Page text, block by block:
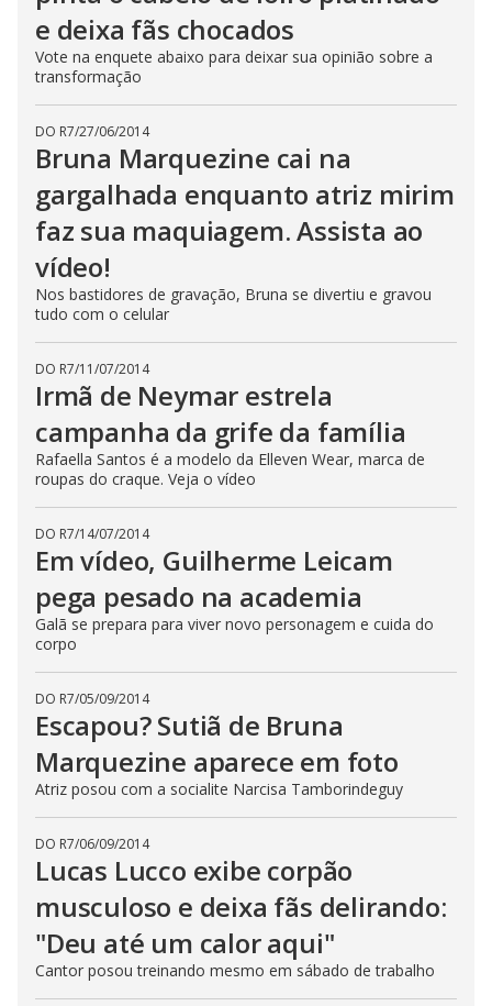
e deixa fãs chocados
Vote na enquete abaixo para deixar sua opinião sobre a
transformação
DO R7/27/06/2014
Bruna Marquezine cai na
gargalhada enquanto atriz mirim
faz sua maquiagem. Assista ao
vídeo!
Nos bastidores de gravação, Bruna se divertiu e gravou
tudo com o celular
DO R7/11/07/2014
Irmã de Neymar estrela
campanha da grife da família
Rafaella Santos é a modelo da Elleven Wear, marca de
roupas do craque. Veja o vídeo
DO R7/14/07/2014
Em vídeo, Guilherme Leicam
pega pesado na academia
Galã se prepara para viver novo personagem e cuida do
corpo
DO R7/05/09/2014
Escapou? Sutiã de Bruna
Marquezine aparece em foto
Atriz posou com a socialite Narcisa Tamborindeguy
DO R7/06/09/2014
Lucas Lucco exibe corpão
musculoso e deixa fãs delirando:
"Deu até um calor aqui"
Cantor posou treinando mesmo em sábado de trabalho